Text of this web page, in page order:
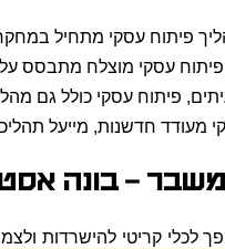
פיתוח עסקי מתחיל במחקר
פיתוח עסקי מוצלח מתבסס
פיתוח עסקי כולל גם
מעודד חדשנות, מייעל
משבר – בונה
לכלי קריטי להישרדות